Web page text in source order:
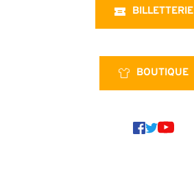
BILLETTERIE
BOUTIQUE